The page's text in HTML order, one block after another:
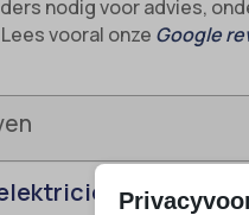
nodig voor advies,
vooral onze Google
in